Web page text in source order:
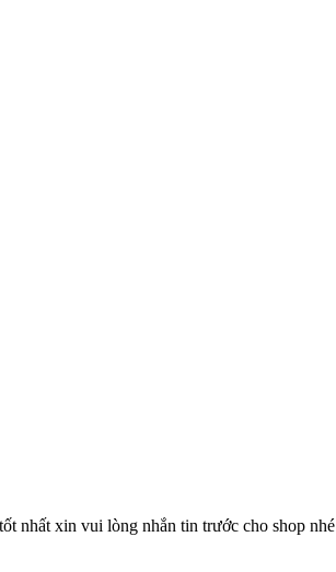
nhất xin vui lòng nhắn tin trước cho shop nhé